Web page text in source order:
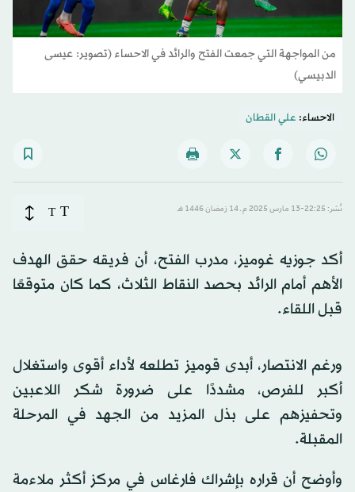
من المواجهة التي جمعت الفتح والرائد في الاحساء (تصوير: عيسى
الدبيسي)
الاحساء: علي القطان
نُشر: 22:25-13 مارس 2025 م ـ 14 رَمضان 1446 هـ T
T
أكد جوزيه غوميز، مدرب الفتح، أن فريقه حقق الهدف
الأهم أمام الرائد بحصد النقاط الثلاث، كما كان متوقعًا
قبل اللقاء.
ورغم الانتصار، أبدى قوميز تطلعه لأداء أقوى واستغلال
أكبر للفرص، مشددًا على ضرورة شكر اللاعبين
وتحفيزهم على بذل المزيد من الجهد في المرحلة
المقبلة.
وأوضح أن قراره بإشراك فارغاس في مركز أكثر ملاءمة